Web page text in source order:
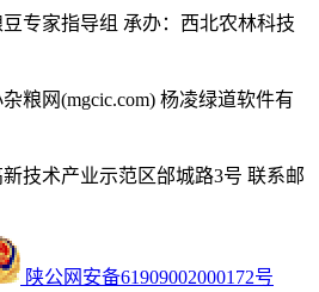
专家指导组 承办：西北农林科技
粮网(mgcic.com) 杨凌绿道软件有
技术产业示范区邰城路3号 联系邮
陕公网安备61909002000172号